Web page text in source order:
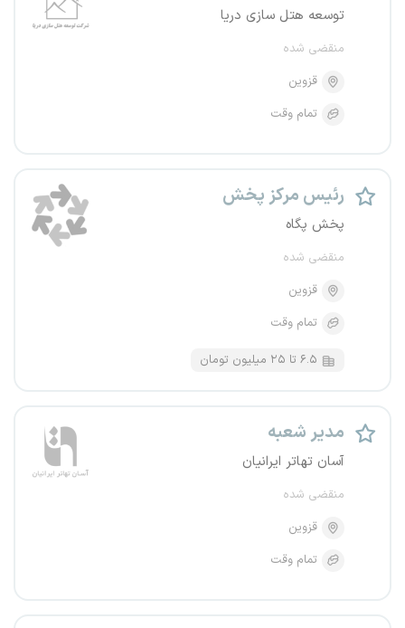
توسعه هتل سازی دریا
منقضی شده
قزوین
تمام وقت
رئیس مرکز پخش
پخش پگاه
منقضی شده
قزوین
تمام وقت
۶.۵ تا ۲۵ میلیون تومان
مدیر شعبه
آسان تهاتر ایرانیان
منقضی شده
قزوین
تمام وقت